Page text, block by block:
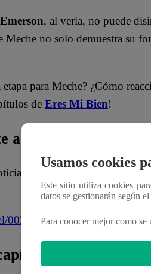
Emerson, al verla, no puede
no solo demuestra su
para Meche? ¿Cómo
de Eres Mi Bien!
a nuestro canal
!
de “Eres mi
Usamos cookies
Este sitio utiliza cookies
datos se gestionarán según el
Para conocer mejor como